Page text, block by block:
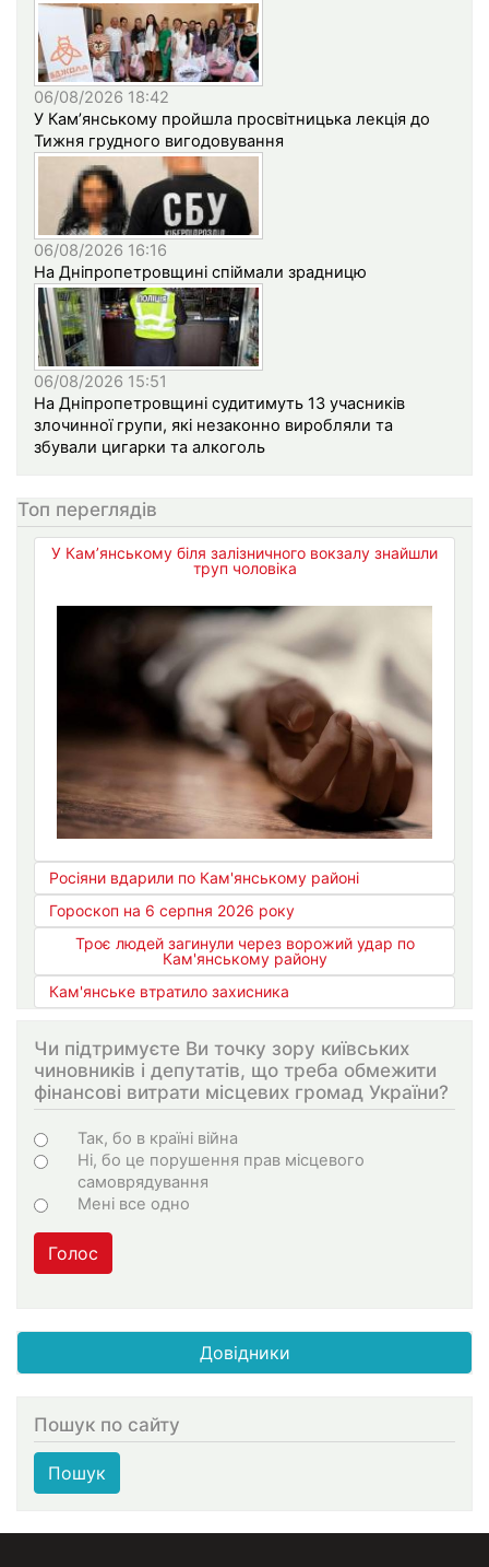
06/08/2026 18:42
У Кам’янському пройшла просвітницька лекція до
Тижня грудного вигодовування
06/08/2026 16:16
На Дніпропетровщині спіймали зрадницю
06/08/2026 15:51
На Дніпропетровщині судитимуть 13 учасників
злочинної групи, які незаконно виробляли та
збували цигарки та алкоголь
Топ переглядів
У Кам’янському біля залізничного вокзалу знайшли
труп чоловіка
Росіяни вдарили по Кам'янському районі
Гороскоп на 6 серпня 2026 року
Троє людей загинули через ворожий удар по
Кам'янському району
Кам'янське втратило захисника
Чи підтримуєте Ви точку зору київських
чиновників і депутатів, що треба обмежити
фінансові витрати місцевих громад України?
Варіанти
Так, бо в країні війна
Ні, бо це порушення прав місцевого
самоврядування
Мені все одно
Голос
Довідники
Пошук по сайту
Пошук